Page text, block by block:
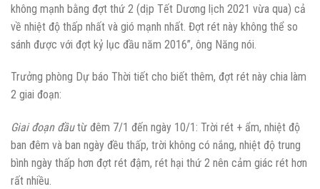
không mạnh bằng đợt thứ 2 (dịp Tết Dương lịch 2021 vừa qua) cả
về nhiệt độ thấp nhất và gió mạnh nhất. Đợt rét này không thể so
sánh được với đợt kỷ lục đầu năm 2016”, ông Năng nói.
Trưởng phòng Dự báo Thời tiết cho biết thêm, đợt rét này chia làm
2 giai đoạn:
Giai đoạn đầutừ đêm 7/1 đến ngày 10/1: Trời rét + ẩm, nhiệt độ
ban đêm và ban ngày đều thấp, trời không có nắng, nhiệt độ trung
bình ngày thấp hơn đợt rét đậm, rét hại thứ 2 nên cảm giác rét hơn
rất nhiều.